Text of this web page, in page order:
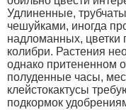
Удлиненные,
чешуйками, иногда
надломанных,
колибри. Растения
однако притененном
полуденные часы,
клейстокактусы
подкормок